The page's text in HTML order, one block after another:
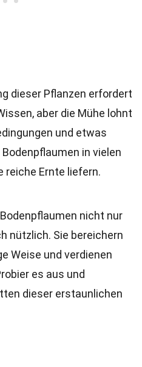
dieser Pflanzen erfordert
aber die Mühe lohnt
und etwas
in vielen
reiche Ernte liefern.
nicht nur
nützlich. Sie bereichern
Weise und verdienen
es aus und
dieser erstaunlichen